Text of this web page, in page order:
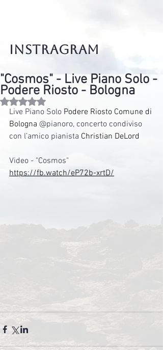
instragram
"Cosmos" - Live Piano Solo -
Podere Riosto - Bologna
Valutazione NaN stelle su 5.
Live Piano Solo Podere Riosto Comune di
Bologna @pianoro, concerto condiviso
con l’amico pianista Christian DeLord
Video - "Cosmos"
https://fb.watch/eP72b-xrtD/